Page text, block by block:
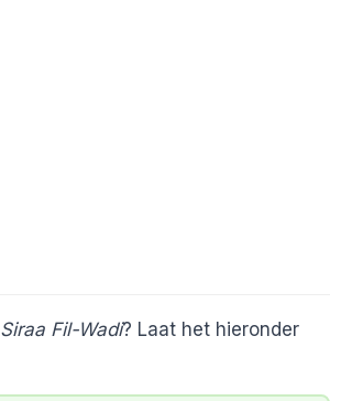
Siraa Fil-Wadi? Laat het hieronder